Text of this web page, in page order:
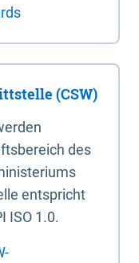
(CSW)
des
entspricht
ISO 1.0.